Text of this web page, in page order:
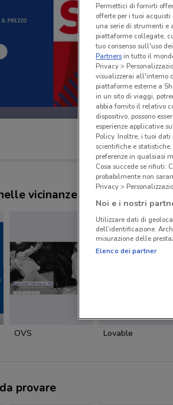
vicinanze
OVS Lovable
provare
Permettici di fornirti
offerte per i tuoi
una serie di strumenti
piattaforme collegate,
tuo consenso sull'uso
Partnersin tutto il
Privacy >
visualizzerai all'interno
piattaforme esterne a
in un sito di viaggi,
abbia fornito il relativo
dispositivo, possono
esperienze applicative
Policy. Inoltre, i tuoi dati
scientifiche e
preferenze in qualsiasi
Cosa succede se rifiuti:
probabilmente non
Privacy >
Noi e i nostri
Utilizzare dati di
dell’identificazione.
misurazione delle
Elenco dei partner